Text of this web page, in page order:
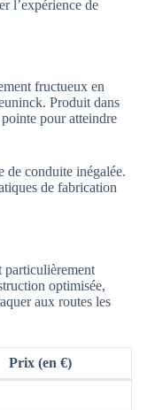
l’expérience de
fructueux en
Produit dans
pour atteindre
de conduite inégalée.
de fabrication
particulièrement
optimisée,
aux routes les
Prix (en €)